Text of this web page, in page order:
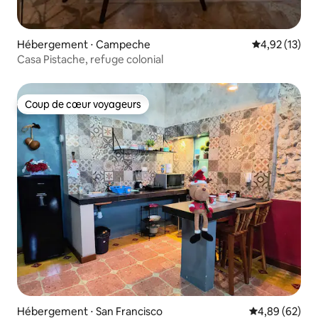
Hébergement ⋅ Campeche Évaluation
4,92 (13)
Casa Pistache, refuge colonial
Coup de cœur voyageurs
Coup de cœur voyageurs
Hébergement ⋅ San Francisco Évaluation
4,89 (62)